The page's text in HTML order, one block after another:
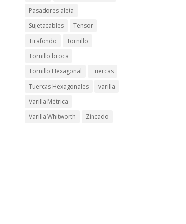
Pasadores aleta
Sujetacables
Tensor
Tirafondo
Tornillo
Tornillo broca
Tornillo Hexagonal
Tuercas
Tuercas Hexagonales
varilla
Varilla Métrica
Varilla Whitworth
Zincado